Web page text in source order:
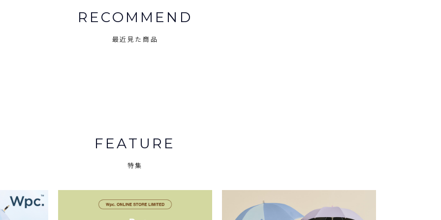
RECOMMEND
最近見た商品
FEATURE
特集